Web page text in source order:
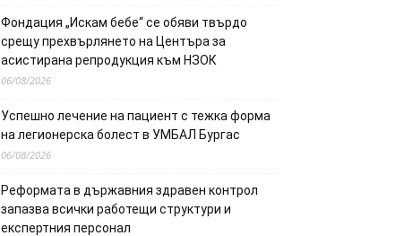
Фондация „Искам бебе“ се обяви твърдо
срещу прехвърлянето на Центъра за
асистирана репродукция към НЗОК
06/08/2026
Успешно лечение на пациент с тежка форма
на легионерска болест в УМБАЛ Бургас
06/08/2026
Реформата в държавния здравен контрол
запазва всички работещи структури и
експертния персонал